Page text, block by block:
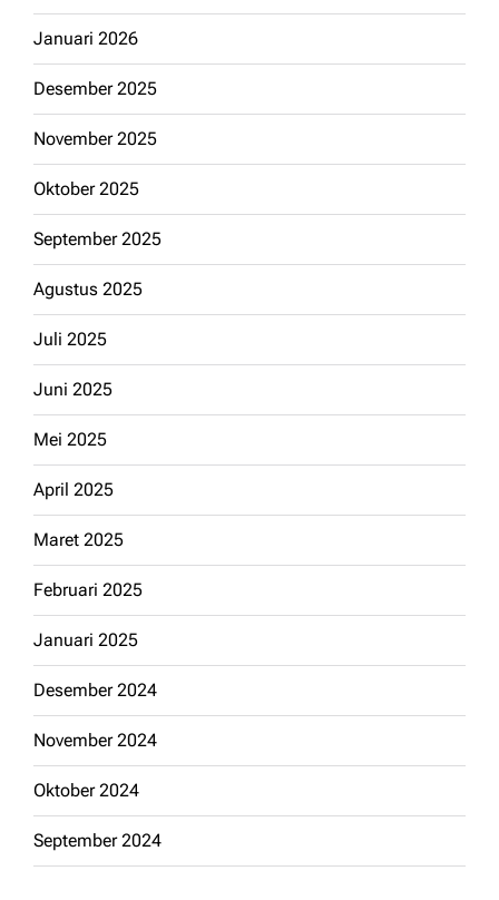
Januari 2026
Desember 2025
November 2025
Oktober 2025
September 2025
Agustus 2025
Juli 2025
Juni 2025
Mei 2025
April 2025
Maret 2025
Februari 2025
Januari 2025
Desember 2024
November 2024
Oktober 2024
September 2024